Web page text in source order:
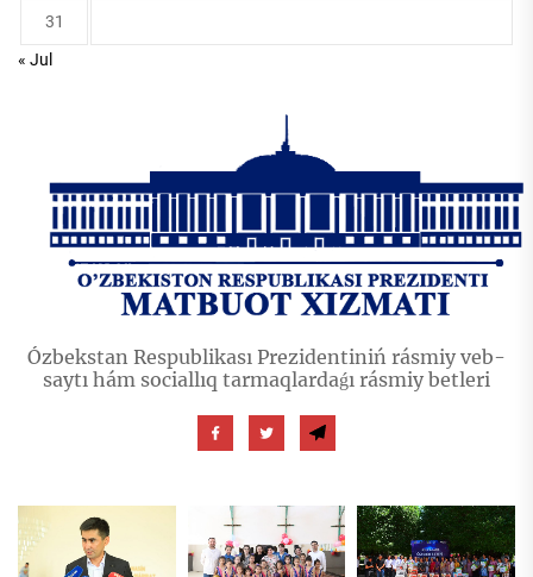
31
« Jul
Ózbekstan Respublikası Prezidentiniń rásmiy veb-
saytı hám sociallıq tarmaqlardaǵı rásmiy betleri